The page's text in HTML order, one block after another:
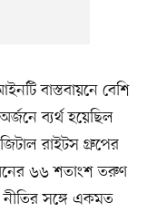
বাস্তবায়নে বেশি
ব্যর্থ হয়েছিল
রাইটস গ্রুপের
৬৬ শতাংশ তরুণ
নীতির সঙ্গে একমত